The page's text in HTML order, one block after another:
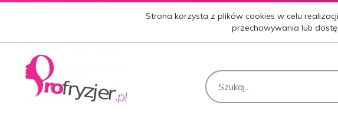
Strona korzysta z plików cookies w celu
przechowywania lub